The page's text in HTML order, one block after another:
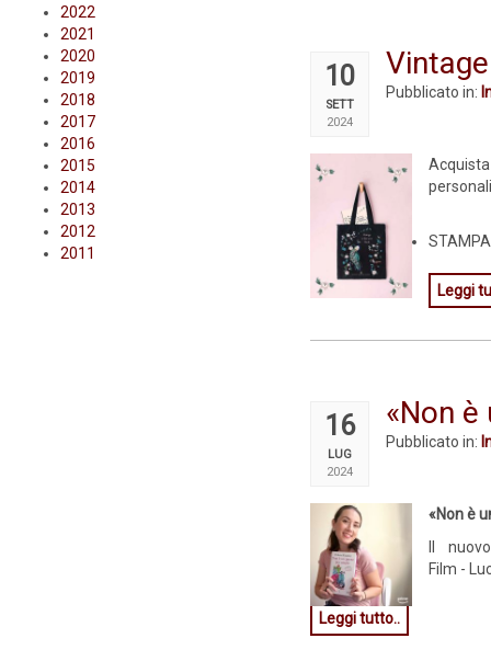
2022
2021
2020
2019
2018
2017
2016
2015
2014
2013
2012
2011
10
SETT
2024
Pubblicato in:
Leggi
16
LUG
2024
«Non
Pubblicato in:
«Non è
Il
Film -
Leggi tutto..